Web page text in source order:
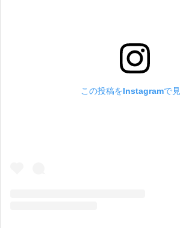
この投稿をInstagramで